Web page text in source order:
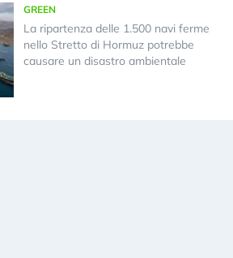
GREEN
La ripartenza delle 1.500 navi ferme
nello Stretto di Hormuz potrebbe
causare un disastro ambientale